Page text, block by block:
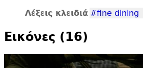
Λέξεις κλειδιά #fine dining
Εικόνες (16)